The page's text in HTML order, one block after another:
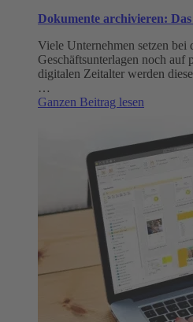
Dokumente archivieren: Das
Viele Unternehmen setzen
Geschäftsunterlagen noch auf
digitalen Zeitalter werden
…
Ganzen Beitrag lesen
Das
sollten
beachten